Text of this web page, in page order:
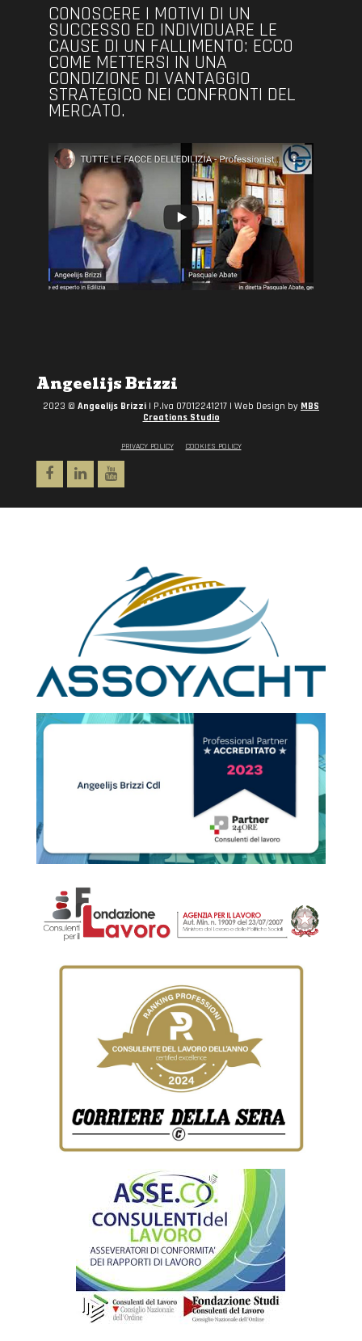
CONOSCERE I MOTIVI DI UN
SUCCESSO ED INDIVIDUARE LE
CAUSE DI UN FALLIMENTO: ECCO
COME METTERSI IN UNA
CONDIZIONE DI VANTAGGIO
STRATEGICO NEI CONFRONTI DEL
MERCATO.
Angeelijs Brizzi
2023 © Angeelijs Brizzi | P.Iva 07012241217 | Web Design by MBS
Creations Studio
PRIVACY POLICY COOKIES POLICY
Facebook
Linkedin